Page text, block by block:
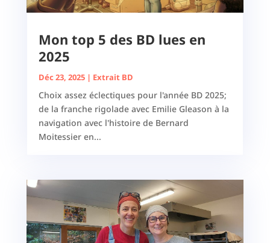
Mon top 5 des BD lues en
2025
Déc 23, 2025| Extrait BD
Choix assez éclectiques pour l'année BD 2025;
de la franche rigolade avec Emilie Gleason à la
navigation avec l'histoire de Bernard
Moitessier en...